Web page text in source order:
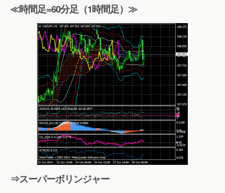
≪時間足=60分足（1時間足）≫
⇒スーパーボリンジャー